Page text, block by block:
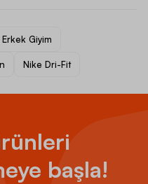
Giyim
Nike Dri-Fit
başla!